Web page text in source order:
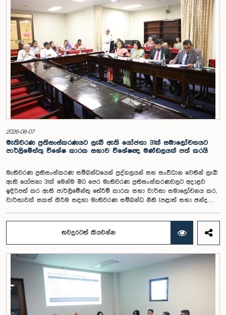
අධීක්ෂණය හා විගණන ක්ෂේත්‍රයේ ස්වාධීනත්වය ඇතුළු කරුණු සැලකිල්ලට
ගනිමින් වැටුප් මට්ටම පිළිබඳව කාරක සභා සභාපතිවරයා ඇතුළු මන්ත්‍රීවරුන්
විසින් අදහස් හා යෝජනා ඉදිරිපත් කරන ලදී. ආණ්ඩුක්‍රම ව්‍යස්ථාවේ 170 වෙනි
ව්‍යවස්ථාව ප්‍රකාරව විගණකාධිපති රාජ්‍ය සේවකයකු නොවන බවත් පවත්නා
රාජ්‍ය වැටුප් පරිමාණයෙන් බැහැරව විගණකාධිපතිවරයාගේ වැටුප සඳහා
විශේෂ සැලකිල්ලක් යොමු කළ හැකි බවත් මෙහිදි වැඩිදුරටත් අදහස් දක්වමින්
කාරක සභාව පවසා සිටියේය. යොජිත වැටුප, මීට පෙර සිටි
විගණකාධිපතිවරුන්ගේ වැටුප් ද සලකා බලමින් මෙම තිරණයට එළඹුණ බව
නිලධාරීන් විසින් පවසන ලදී. මිට පෙර, එය ජාතික වැටුප් හා සේවක සංඛ්‍යා
කොමිෂන් සභාවෙන් තිරණය කළ ද වර්තමානයේ එවැනි කොමිසමක් නොමැති
බවත් නිලධාරීහු සදහන් කළහ.විගණකාධිපතිවරිය සඳහා යෝජිත වැටුප්
මට්ටම අනුමත කළ ද, එම තනතුරට පැවරී ඇති වගකීම් සහ කාර්යභාරය
සැලකිල්ලට ගනිමින් වැටුප තවදුරටත් ඉහළ මට්ටමක පැවතිය යුතු බවට කාරක
සභා සභාපතිවරයා ඇතුළු මන්ත්‍රීවරුන්ගේ අදහස විය. ඒ අනුව, අදාළ වැටුප්
මට්ටම සම්බන්ධයෙන් ඉදිරියේදී තවදුරටත් අවධානය යොමු කර අවශ්‍ය තීරණ
ගැනීමේ අවශ්‍යතාව ද කාරක සභාවේදී පෙන්වා දුන් අතර ස්ථිර සහ ස්වධින
වැටුප් හා සේවක සංඛ්‍යා කොමිෂන් සභාවක් ස්ථාපිත කරන ලෙස කාරක
2026-08-07
මැතිවරණ ප්‍රතිසංස්කරණයට ලැබී ඇති යෝජනා 31ක් සමාලෝචනයට
පාර්ලිමේන්තු විශේෂ කාරක සභාව විශේෂඥ මණ්ඩලයක් පත් කරයි
මැතිවරණ ප්‍රතිසංස්කරණ සම්බන්ධයෙන් පුද්ගලයන් සහ සංවිධාන වෙතින් ලැබී
ඇති යෝජනා 31ක් මෙන්ම මීට පෙර මැතිවරණ ප්‍රතිසංස්කරණවලට අදාළව
ඉදිරිපත් කර ඇති පාර්ලිමේන්තු තේරීම් කාරක සභා වාර්තා සමාලෝචනය කර,
වාර්තාවක් සකස් කිරීම සඳහා මැතිවරණ සම්බන්ධ නීති (පළාත් සභා ඡන්ද
කාරක සභාව රාජ්‍ය පරිපාලන, පළාත් සභා සහ පළාත් පාලන ගරු අමාත්‍ය
මහාචාර්ය ඒ.එච්.එම්.එච්. අබයරත්න මහතාගේ සභාපතිත්වයෙන්
පාර්ලිමේන්තුවේදී පසුගියදා රැස් වූ අවස්ථාවේදීය.එහිදී 2004, 2007 සහ 2022
වසරවල පාර්ලිමේන්තු තේරීම් කාරක සභා වාර්තා මෙන්ම පුද්ගලයන් හා
සංවිධාන විසින් ඉදිරිපත් කර ඇති යෝජනා 31ක් පදනම් කර ගනිමින් මැතිවරණ
ප්‍රතිසංස්කරණ සම්බන්ධයෙන් දීර්ඝ ලෙස සාකච්ඡා කෙරිණි.සාකච්ඡාවේදී පළාත්
පාලන මැතිවරණ ක්‍රමය සඳහා මිශ්‍ර මැතිවරණ ක්‍රමයක් හඳුන්වා දීම, සුළු පක්ෂ
හා සුළුතර කණ්ඩායම්වල නියෝජනය තහවුරු කිරීම, කාන්තා නියෝජනය
වැඩිදියුණු කිරීම, විද්‍යුත් ඡන්ද ක්‍රමවේදයක් හඳුන්වා දීම සහ කල්තියා ඡන්දය
තවදුරටත් කියවන්න